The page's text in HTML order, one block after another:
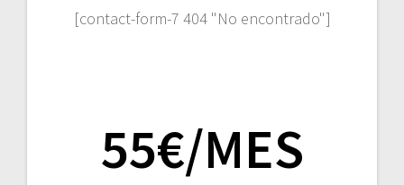
[contact-form-7 404 "No encontrado"]
55€/MES